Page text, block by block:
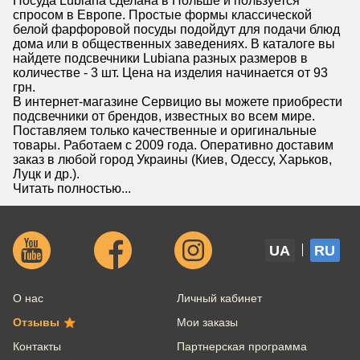
спросом в Европе. Простые формы классической
белой фарфоровой посуды подойдут для подачи блюд
дома или в общественных заведениях. В каталоге вы
найдете подсвечники Lubiana разных размеров в
количестве - 3 шт. Цена на изделия начинается от 93
грн.
В интернет-магазине Сервицио вы можете приобрести
подсвечники от брендов, известных во всем мире.
Поставляем только качественные и оригинальные
товары. Работаем с 2009 года. Оперативно доставим
заказ в любой город Украины (Киев, Одессу, Харьков,
Луцк и др.).
Читать полностью...
UA RU
О нас
Отзывы
Контакты
Личный кабинет
Мои заказы
Партнерская программа